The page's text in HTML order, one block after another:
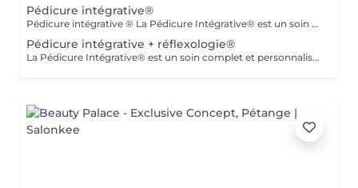
Pédicure intégrative®
Pédicure intégrative ® La Pédicure Intégrative® est un soin complet et personnalisé qui combine santé des pieds et bien-être. Prendre soin de vos pieds, c'est aussi prendre soin de votre santé globale. Ce que nous offrons : - Diagnostic : Analyse approfondie de l'état de vos pieds pour un soin parfaitement adapté à vos besoins. - Soin de Haute Qualité : Traitement des ongles et de la peau avec des produits de qualité supérieure pour garantir hygiène et confort.
Pédicure intégrative + réflexologie®
La Pédicure Intégrative® est un soin complet et personnalisé qui combine santé des pieds et bien-être. Prendre soin de vos pieds, c'est aussi prendre soin de votre santé globale. Ce que nous offrons : - Diagnostic : Analyse approfondie de l'état de vos pieds pour un soin parfaitement adapté à vos besoins. - Soin de Haute Qualité : Traitement des ongles et de la peau avec des produits de qualité supérieure pour garantir hygiène et confort. - Réflexologie : Stimulation de points réflexes sur les pieds pour promouvoir équilibre et bien-être, soulageant les tensions et améliorant la circulation. - Orientation Physique et Émotionnelle : Conseils personnalisés pour optimiser votre bien-être global, tenant compte de vos besoins physiques et émotionnels. Pourquoi choisir la Pédicure Intégrative® ? Ce service vous permet de bénéficier d'une approche holistique qui allie soins esthétiques et thérapeutiques, vous aidant à vous sentir revitalisé et équilibré. Réservez dès maintenant votre séance !